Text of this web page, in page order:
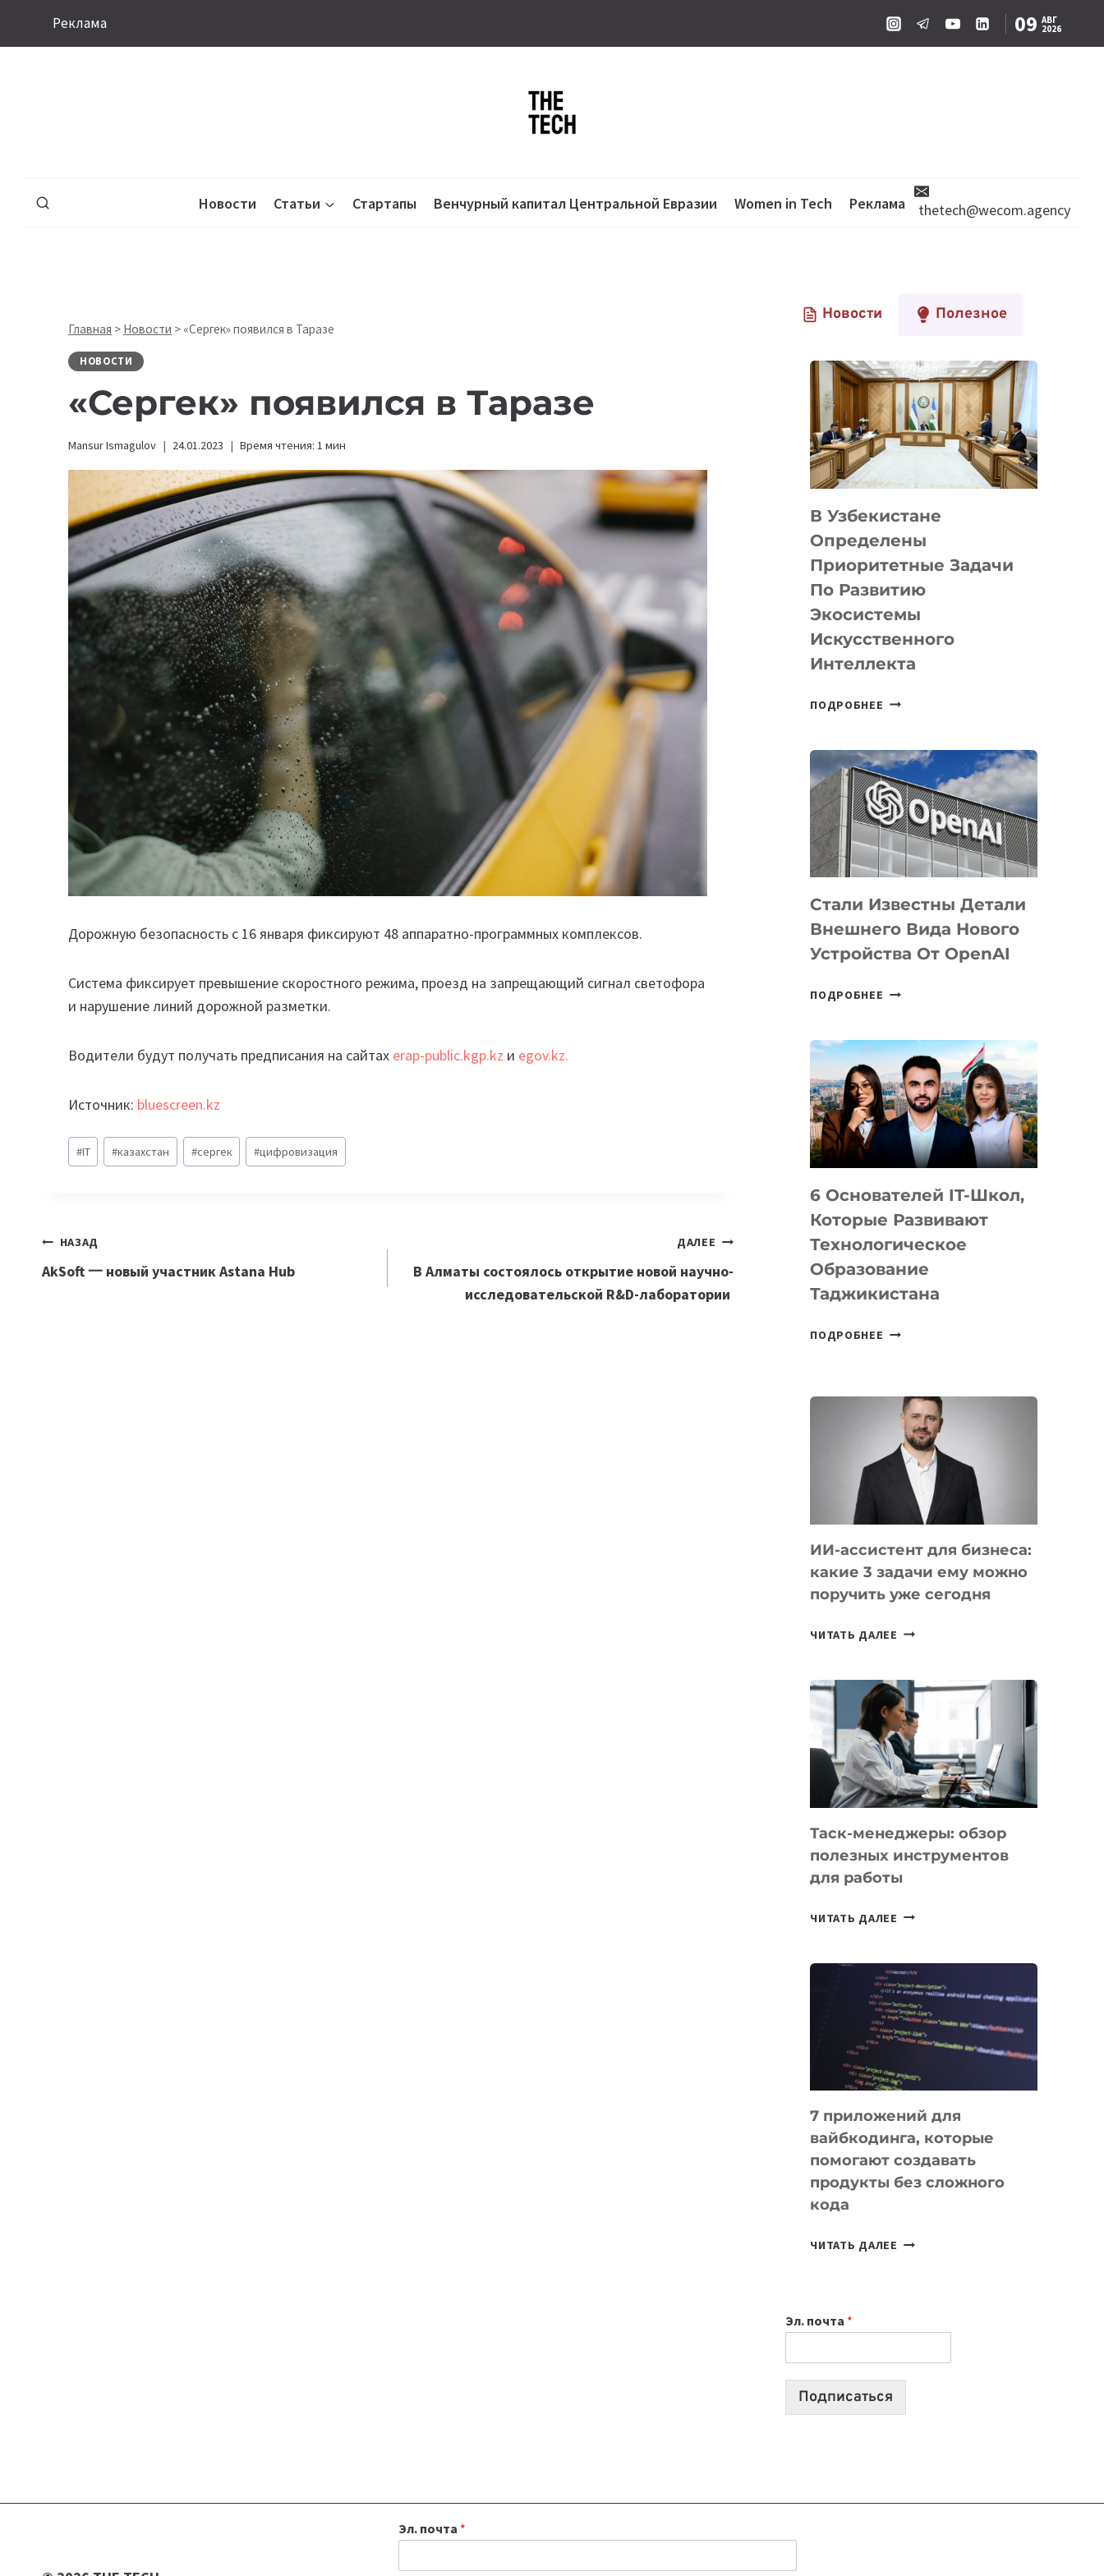
Реклама 09 АВГ
2026
Новости Статьи Стартапы Венчурный капитал Центральной Евразии Women in Tech Реклама thetech@wecom.agency
Главная > Новости > «Сергек» появился в Таразе
НОВОСТИ
«Сергек» появился в Таразе
Mansur Ismagulov 24.01.2023 Время чтения: 1 мин
Дорожную безопасность с 16 января фиксируют 48 аппаратно-программных комплексов.
Система фиксирует превышение скоростного режима, проезд на запрещающий сигнал светофора
и нарушение линий дорожной разметки.
Водители будут получать предписания на сайтах erap-public.kgp.kz и egov.kz.
Источник: bluescreen.kz
Метки
записи:
#IT #казахстан #сергек #цифровизация
Навигация
по
НАЗАД
AkSoft 一 новый участник Astana Hub
ДАЛЕЕ
В Алматы состоялось открытие новой научно-
исследовательской R&D-лаборатории
Новости Полезное
В Узбекистане
Определены
Приоритетные Задачи
По Развитию
Экосистемы
Искусственного
Интеллекта
ПОДРОБНЕЕ В
ПРИОРИТЕТНЫЕ
ЗАДАЧИ
ПО
РАЗВИТИЮ
ЭКОСИСТЕМЫ
ИСКУССТВЕННОГО
Стали Известны Детали
Внешнего Вида Нового
Устройства От OpenAI
ПОДРОБНЕЕ СТАЛИ
ВНЕШНЕГО
ВИДА
НОВОГО
УСТРОЙСТВА
OPENAI
6 Основателей IT-Школ,
Которые Развивают
Технологическое
Образование
Таджикистана
ПОДРОБНЕЕ
КОТОРЫЕ
РАЗВИВАЮТ
ТЕХНОЛОГИЧЕСКОЕ
ОБРАЗОВАНИЕ
ТАДЖИКИСТАНА
ИИ-ассистент для бизнеса:
какие 3 задачи ему можно
поручить уже сегодня
ЧИТАТЬ ДАЛЕЕ ИИ-
БИЗНЕСА:
КАКИЕ
3
ЗАДАЧИ
ЕМУ
МОЖНО
УЖЕ
СЕГОДНЯ
Таск-менеджеры: обзор
полезных инструментов
для работы
ЧИТАТЬ ДАЛЕЕ ТАСК-
ПОЛЕЗНЫХ
ИНСТРУМЕНТОВ
ДЛЯ
РАБОТЫ
7 приложений для
вайбкодинга, которые
помогают создавать
продукты без сложного
кода
ЧИТАТЬ ДАЛЕЕ
СОЗДАВАТЬ
ПРОДУКТЫ
Эл. почта *
Подписаться
Эл. почта *